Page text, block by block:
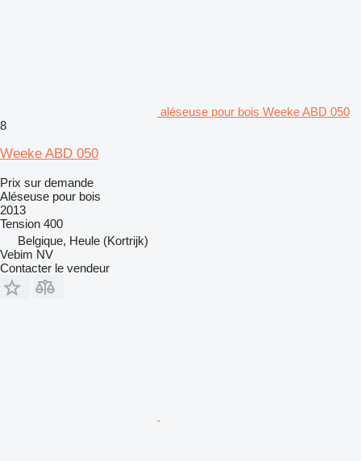
aléseuse pour bois Weeke ABD 050
8
Weeke ABD 050
Prix sur demande
Aléseuse pour bois
2013
Tension 400
Belgique, Heule (Kortrijk)
Vebim NV
Contacter le vendeur